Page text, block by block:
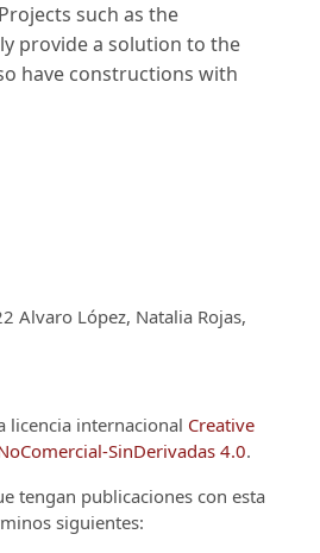
such as the
provide a solution to the
have constructions with
Alvaro López, Natalia Rojas,
licencia internacional Creative
SinDerivadas 4.0.
tengan publicaciones con esta
siguientes: